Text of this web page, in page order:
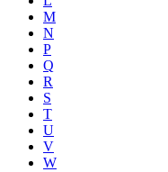
M
N
P
Q
R
S
T
U
V
W